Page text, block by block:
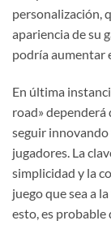
personalización,
apariencia de su
podría aumentar
En última
road» dependerá
seguir innovando
jugadores. La
simplicidad y la
juego que sea a
esto, es probable